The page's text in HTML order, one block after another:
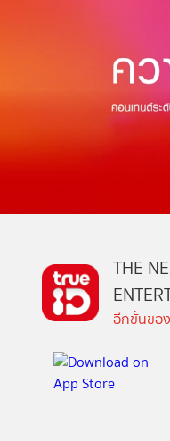
THE
อีกขั้นขอ